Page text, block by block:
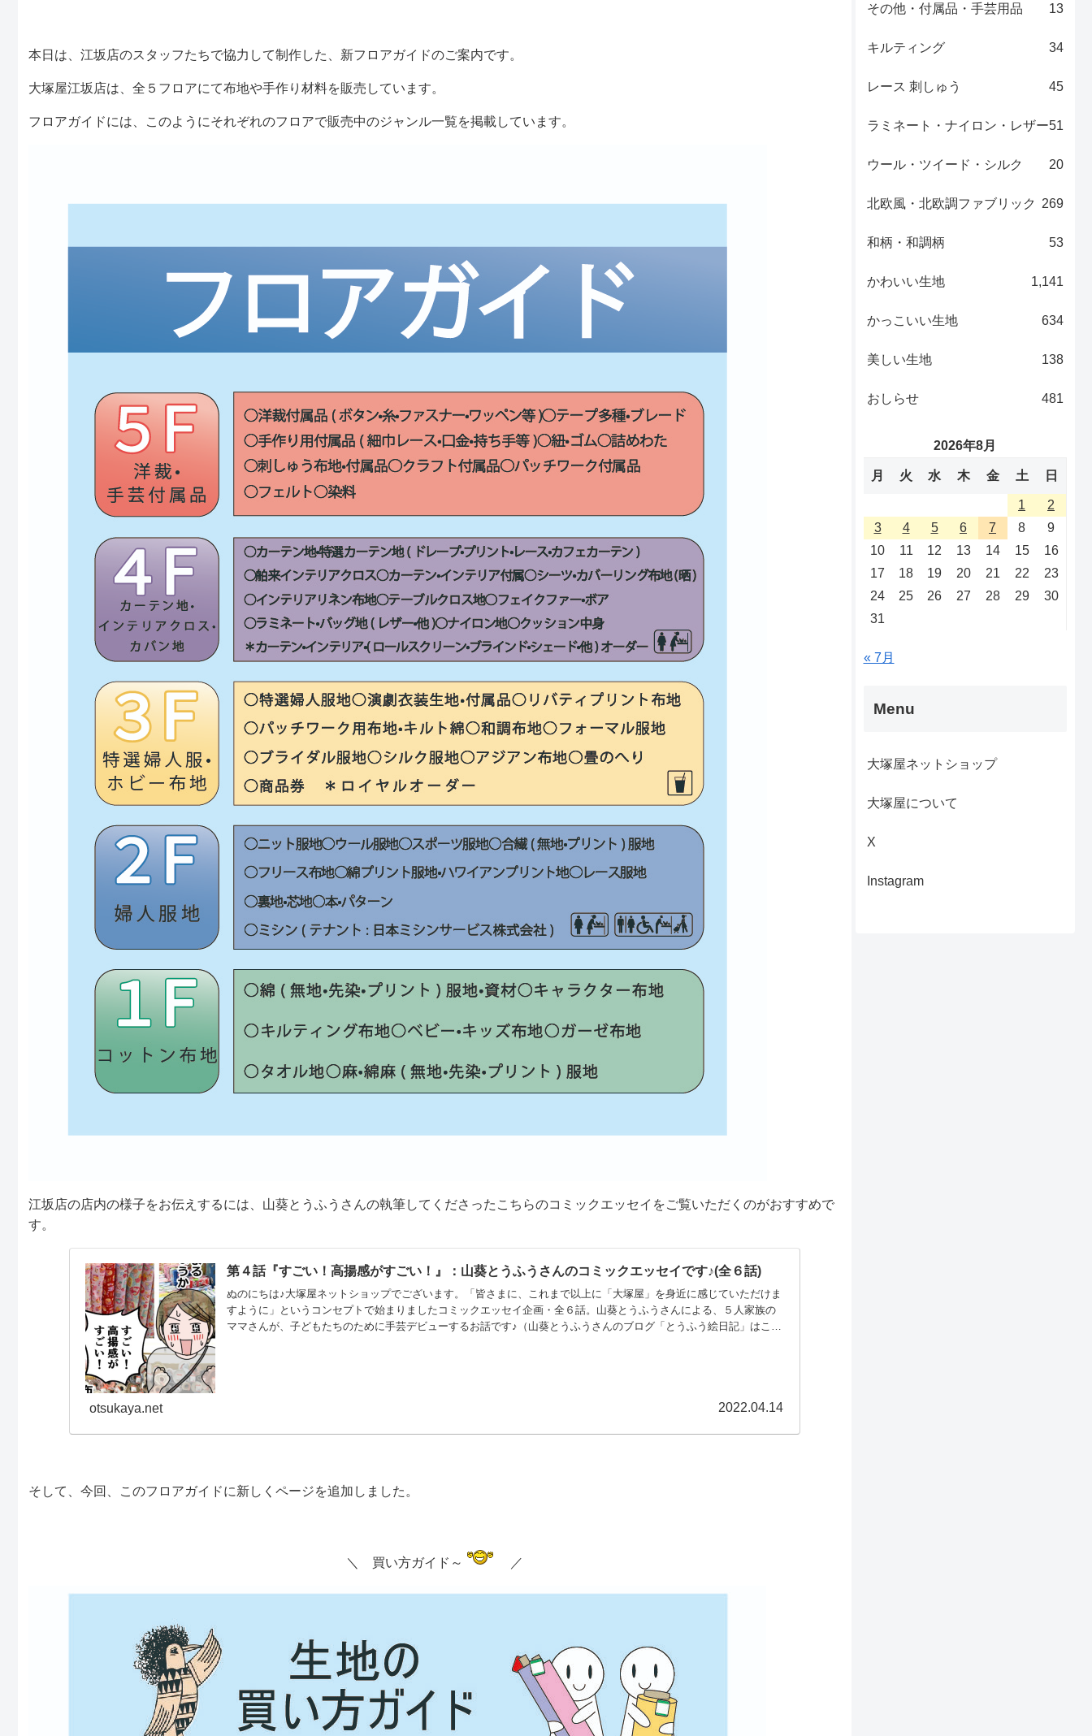
本日は、江坂店のスタッフたちで協力して制作した、新フロアガイドのご案内です。
大塚屋江坂店は、全５フロアにて布地や手作り材料を販売しています。
フロアガイドには、このようにそれぞれのフロアで販売中のジャンル一覧を掲載しています。
江坂店の店内の様子をお伝えするには、山葵とうふうさんの執筆してくださったこちらのコミックエッセイをご覧いただくのがおすすめで
す。
第４話『すごい！高揚感がすごい！』：山葵とうふうさんのコミックエッセイです♪(全６話)
ぬのにちは♪大塚屋ネットショップでございます。「皆さまに、これまで以上に「大塚屋」を身近に感じていただけま
すように」というコンセプトで始まりましたコミックエッセイ企画・全６話。山葵とうふうさんによる、５人家族の
ママさんが、子どもたちのために手芸デビューするお話です♪（山葵とうふうさんのブログ「とうふう絵日記」はこち
otsukaya.net 2022.04.14
そして、今回、このフロアガイドに新しくページを追加しました。
＼ 買い方ガイド～ ／
その他・付属品・手芸用品 13
キルティング 34
レース 刺しゅう 45
ラミネート・ナイロン・レザー51
ウール・ツイード・シルク 20
北欧風・北欧調ファブリック 269
和柄・和調柄 53
かわいい生地 1,141
かっこいい生地 634
美しい生地 138
おしらせ 481
2026年8月
月 火 水 木 金 土 日
1
2
3
4 5 6 7 8
9
10
11 12 13 14 15
16
17
18 19 20 21 22
23
24
25 26 27 28 29
30
31
« 7月
Menu
大塚屋ネットショップ
大塚屋について
X
Instagram